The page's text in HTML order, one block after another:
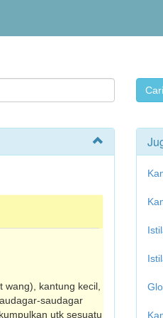
kantung kecil,
saudagar
utk sesuatu